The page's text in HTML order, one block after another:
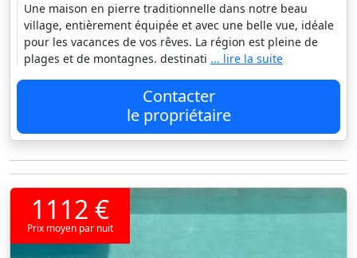
Une maison en pierre traditionnelle dans notre beau
village, entièrement équipée et avec une belle vue, idéale
pour les vacances de vos rêves. La région est pleine de
plages et de montagnes. destinati ... lire la suite
Contacter
le propriétaire
1112 €
Prix moyen par nuit